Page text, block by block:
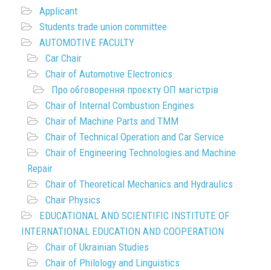
Applicant
Students trade union committee
AUTOMOTIVE FACULTY
Car Chair
Chair of Automotive Electronics
Про обговорення проєкту ОП магістрів
Chair of Internal Combustion Engines
Chair of Machine Parts and TMM
Chair of Technical Operation and Car Service
Chair of Engineering Technologies and Machine
Repair
Chair of Theoretical Mechanics and Hydraulics
Chair Physics
EDUCATIONAL AND SCIENTIFIC INSTITUTE OF
INTERNATIONAL EDUCATION AND COOPERATION
Chair of Ukrainian Studies
Chair of Philology and Linguistics